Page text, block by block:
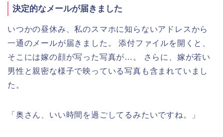
決定的なメールが届きました
いつかの昼休み、私のスマホに知らないアドレスから
一通のメールが届きました。 添付ファイルを開くと、
そこには嫁の顔が写った写真が…。 さらに、嫁が若い
男性と親密な様子で映っている写真も含まれていまし
た。
「奥さん、いい時間を過ごしてるみたいですね。」